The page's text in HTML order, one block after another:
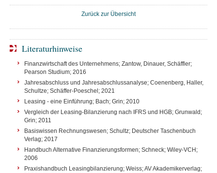
Zurück zur Übersicht
Literaturhinweise
Finanzwirtschaft des Unternehmens; Zantow, Dinauer, Schäffler;
Pearson Studium; 2016
Jahresabschluss und Jahresabschlussanalyse; Coenenberg, Haller,
Schultze; Schäffer-Poeschel; 2021
Leasing - eine Einführung; Bach; Grin; 2010
Vergleich der Leasing-Bilanzierung nach IFRS und HGB; Grunwald;
Grin; 2011
Basiswissen Rechnungswesen; Schultz; Deutscher Taschenbuch
Verlag; 2017
Handbuch Alternative Finanzierungsformen; Schneck; Wiley-VCH;
2006
Praxishandbuch Leasingbilanzierung; Weiss; AV Akademikerverlag;